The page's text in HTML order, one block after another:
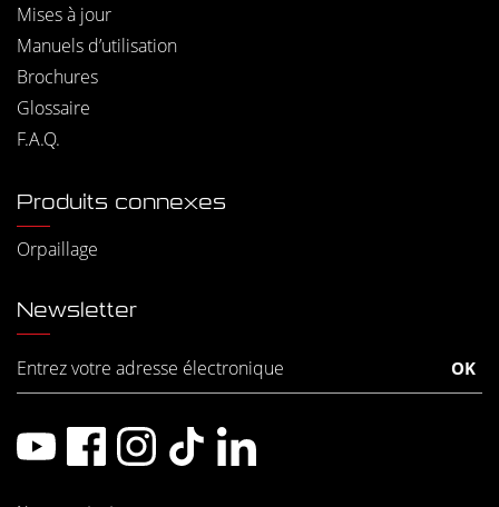
Mises à jour
Manuels d’utilisation
Brochures
Glossaire
F.A.Q.
Produits connexes
Orpaillage
Newsletter